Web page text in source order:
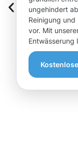
ungehindert
Reinigung
vor. Mit
Entwässerung